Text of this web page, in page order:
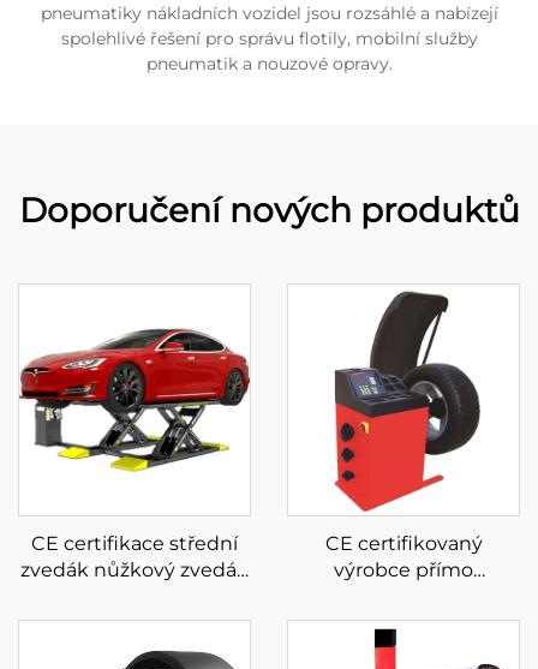
pneumatiky nákladních vozidel jsou rozsáhlé a nabízejí
spolehlivé řešení pro správu flotily, mobilní služby
pneumatik a nouzové opravy.
Doporučení nových produktů
CE certifikace střední
zvedák nůžkový zvedák
do auta
CE certifikovaný
výrobce přímo
kol s levným Tire
Balancer